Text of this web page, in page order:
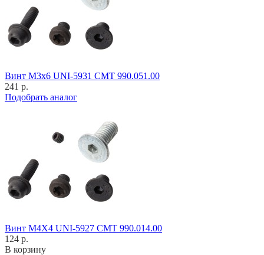
Винт M3x6 UNI-5931 CMT 990.051.00
241 р.
Подобрать аналог
Винт M4X4 UNI-5927 CMT 990.014.00
124 р.
В корзину